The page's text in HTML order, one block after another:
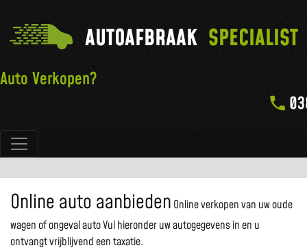
Hoofdnavigatie
AUTOAFBRAAK SPECIALIST
Auto Verkopen?
Online auto aanbieden Online verkopen van uw oude
wagen of ongeval autoVul hieronder uw autogegevens in en u
ontvangt vrijblijvend een taxatie.